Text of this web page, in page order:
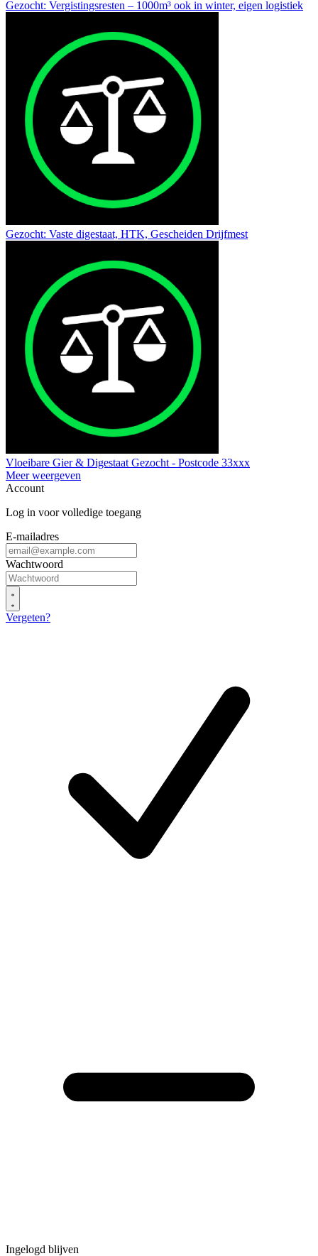
Gezocht: Vergistingsresten – 1000m³ ook in winter, eigen logistiek
Gezocht: Vaste digestaat, HTK, Gescheiden Drijfmest
Vloeibare Gier & Digestaat Gezocht - Postcode 33xxx
Meer weergeven
Account
Log in voor volledige toegang
E-mailadres
Wachtwoord
Vergeten?
Ingelogd blijven